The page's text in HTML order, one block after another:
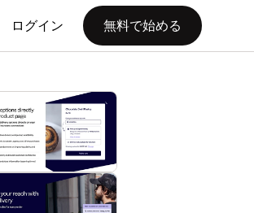
ログイン 無料で始める